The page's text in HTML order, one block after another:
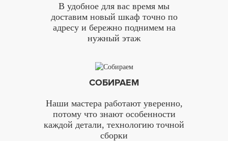
В удобное для вас время мы
доставим новый шкаф точно по
адресу и бережно поднимем на
нужный этаж
СОБИРАЕМ
Наши мастера работают уверенно,
потому что знают особенности
каждой детали, технологию точной
сборки